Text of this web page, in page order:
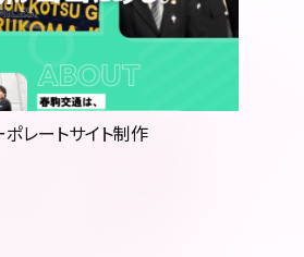
レートサイト制作